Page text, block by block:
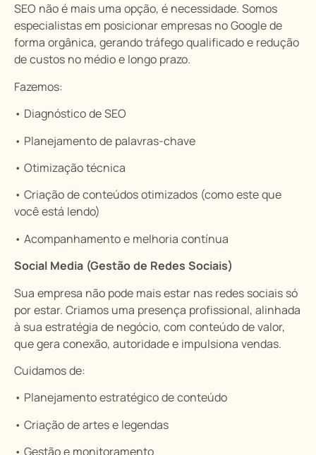
SEO não é mais uma opção, é necessidade. Somos
especialistas em posicionar empresas no Google de
forma orgânica, gerando tráfego qualificado e redução
de custos no médio e longo prazo.
Fazemos:
• Diagnóstico de SEO
• Planejamento de palavras-chave
• Otimização técnica
• Criação de conteúdos otimizados (como este que
você está lendo)
• Acompanhamento e melhoria contínua
Social Media (Gestão de Redes Sociais)
Sua empresa não pode mais estar nas redes sociais só
por estar. Criamos uma presença profissional, alinhada
à sua estratégia de negócio, com conteúdo de valor,
que gera conexão, autoridade e impulsiona vendas.
Cuidamos de:
• Planejamento estratégico de conteúdo
• Criação de artes e legendas
• Gestão e monitoramento